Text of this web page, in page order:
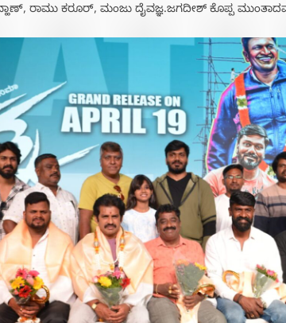
ರಾಮು ಕರೂರ್, ಮಂಜು ದೈವಜ್ಞ.ಜಗದೀಶ್ ಕೊಪ್ಪ ಮುಂತಾದವರು